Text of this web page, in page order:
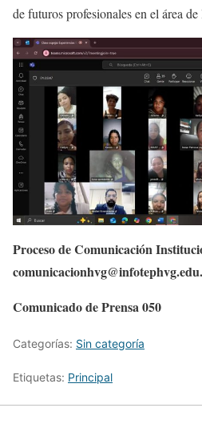
de futuros profesionales en el área
Proceso de Comunicación
Comunicado de Prensa 050
Categorías: Sin categoría
Etiquetas: Principal